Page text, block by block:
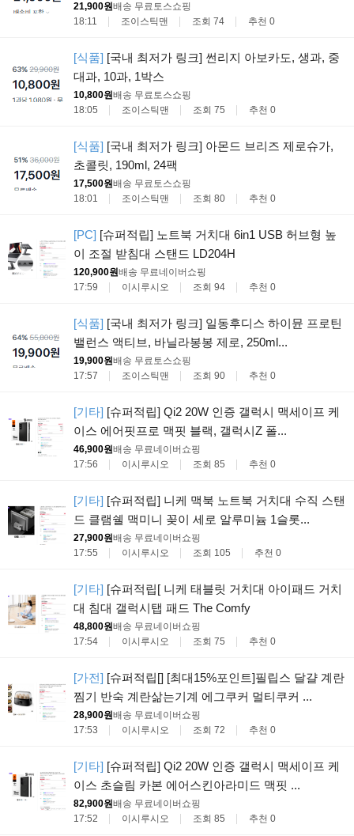
21,900원배송 무료토스쇼핑
18:11
조이스틱맨 조회 74 추천 0
[식품] [국내 최저가 링크] 썬리지 아보카도, 생과, 중
대과, 10과, 1박스
10,800원배송 무료토스쇼핑
18:05
조이스틱맨 조회 75 추천 0
[식품] [국내 최저가 링크] 아몬드 브리즈 제로슈가,
초콜릿, 190ml, 24팩
17,500원배송 무료토스쇼핑
18:01
조이스틱맨 조회 80 추천 0
[PC] [슈퍼적립] 노트북 거치대 6in1 USB 허브형 높
이 조절 받침대 스탠드 LD204H
120,900원배송 무료네이버쇼핑
17:59
이시루시오 조회 94 추천 0
[식품] [국내 최저가 링크] 일동후디스 하이뮨 프로틴
밸런스 액티브, 바닐라봉봉 제로, 250ml...
19,900원배송 무료토스쇼핑
17:57
조이스틱맨 조회 90 추천 0
[기타] [슈퍼적립] Qi2 20W 인증 갤럭시 맥세이프 케
이스 에어핏프로 맥핏 블랙, 갤럭시Z 폴...
46,900원배송 무료네이버쇼핑
17:56
이시루시오 조회 85 추천 0
[기타] [슈퍼적립] 니케 맥북 노트북 거치대 수직 스탠
드 클램쉘 맥미니 꽂이 세로 알루미늄 1슬롯...
27,900원배송 무료네이버쇼핑
17:55
이시루시오 조회 105 추천 0
[기타] [슈퍼적립[ 니케 태블릿 거치대 아이패드 거치
대 침대 갤럭시탭 패드 The Comfy
48,800원배송 무료네이버쇼핑
17:54
이시루시오 조회 75 추천 0
[가전] [슈퍼적립[] [최대15%포인트]필립스 달걀 계란
찜기 반숙 계란삶는기계 에그쿠커 멀티쿠커 ...
28,900원배송 무료네이버쇼핑
17:53
이시루시오 조회 72 추천 0
[기타] [슈퍼적립] Qi2 20W 인증 갤럭시 맥세이프 케
이스 초슬림 카본 에어스킨아라미드 맥핏 ...
82,900원배송 무료네이버쇼핑
17:52
이시루시오 조회 85 추천 0